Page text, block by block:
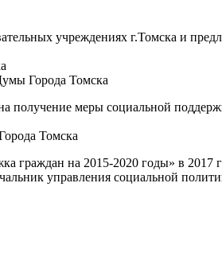
учреждениях г.Томска и
Города Томска
меры социальной
Томска
граждан на 2015-2020 годы» в 2017
управления социальной